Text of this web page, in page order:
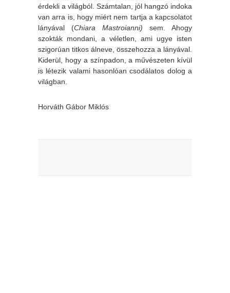
érdekli a világból. Számtalan, jól hangzó indoka
van arra is, hogy miért nem tartja a kapcsolatot
lányával (Chiara Mastroianni) sem. Ahogy
szokták mondani, a véletlen, ami ugye isten
szigorúan titkos álneve, összehozza a lányával.
Kiderül, hogy a színpadon, a művészeten kívül
is létezik valami hasonlóan csodálatos dolog a
világban.
Horváth Gábor Miklós